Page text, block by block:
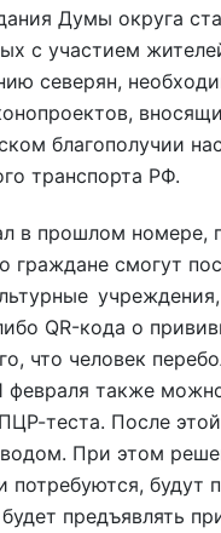
Думы округа
с участием
северян,
благополучии
транспорта РФ.
в прошлом номере,
граждане смогут
QR-кода о
что человек
февраля также
теста. После
При этом
потребуются,
предъявлять